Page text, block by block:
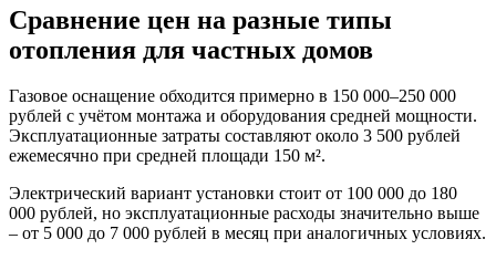
Сравнение цен на разные типы
отопления для частных домов
Газовое оснащение обходится примерно в 150 000–250 000
рублей с учётом монтажа и оборудования средней мощности.
Эксплуатационные затраты составляют около 3 500 рублей
ежемесячно при средней площади 150 м².
Электрический вариант установки стоит от 100 000 до 180
000 рублей, но эксплуатационные расходы значительно выше
– от 5 000 до 7 000 рублей в месяц при аналогичных условиях.